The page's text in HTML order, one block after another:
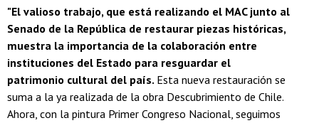
"El valioso trabajo, que está realizando el MAC junto al
Senado de la República de restaurar piezas históricas,
muestra la importancia de la colaboración entre
instituciones del Estado para resguardar el
patrimonio cultural del país. Esta nueva restauración se
suma a la ya realizada de la obra Descubrimiento de Chile.
Ahora, con la pintura Primer Congreso Nacional, seguimos